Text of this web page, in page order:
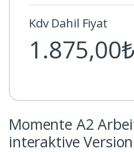
Momente A2
interaktive
Kdv Dahil Fiyat
1.875,00₺